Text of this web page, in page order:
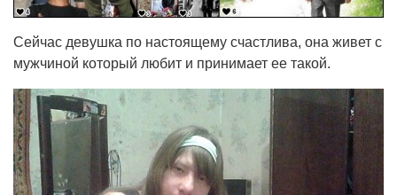
Сейчас девушка по настоящему счастлива, она живет с
мужчиной который любит и принимает ее такой.